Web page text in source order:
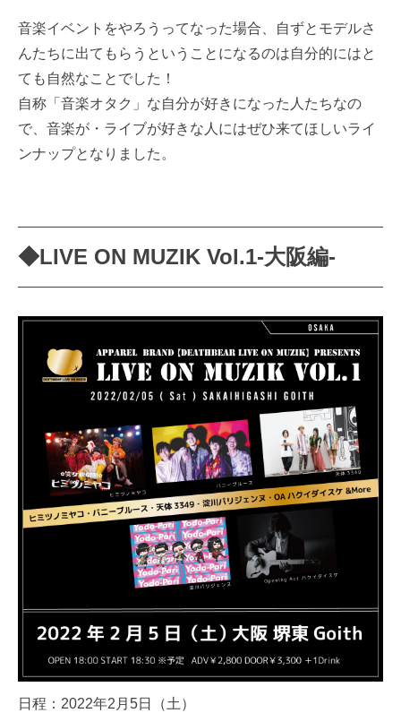
音楽イベントをやろうってなった場合、自ずとモデルさ
んたちに出てもらうということになるのは自分的にはと
ても自然なことでした！
自称「音楽オタク」な自分が好きになった人たちなの
で、音楽が・ライブが好きな人にはぜひ来てほしいライ
ンナップとなりました。
◆LIVE ON MUZIK Vol.1-大阪編-
日程：2022年2月5日（土）